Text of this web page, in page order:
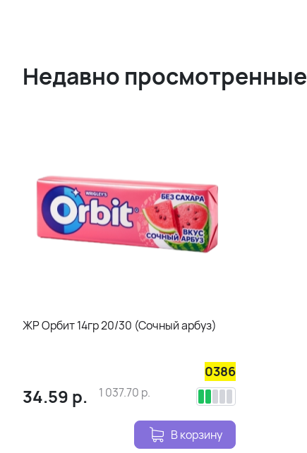
Недавно просмотренные
ЖР Орбит 14гр 20/30 (Сочный арбуз)
0386
34.59 р. 1 037.70 р.
В корзину